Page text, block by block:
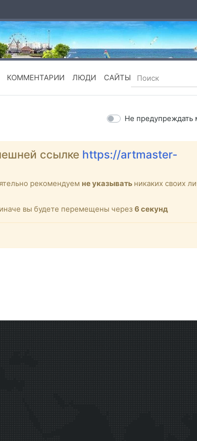
КОММЕНТАРИИ ЛЮДИ САЙТЫ
Не предупреждать
ссылке https://artmaster-
рекомендуем не указывать никаких своих
иначе вы будете перемещены через 6 секунд